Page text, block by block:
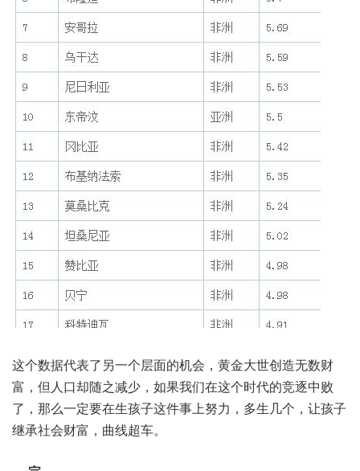
这个数据代表了另一个层面的机会，黄金大世创造无数财
富，但人口却随之减少，如果我们在这个时代的竞逐中败
了，那么一定要在生孩子这件事上努力，多生几个，让孩子
继承社会财富，曲线超车。